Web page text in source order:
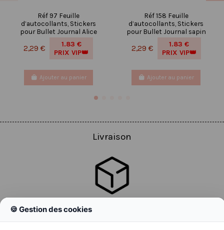
Réf 97 Feuille
d’autocollants, Stickers
pour Bullet Journal Alice
2,29 €
1.83 €
PRIX VIP👑
Ajouter au panier
Réf 158 Feuille
d’autocollants, Stickers
pour Bullet Journal sapin
2,29 €
1.83 €
PRIX VIP👑
Ajouter au panier
Livraison
🍪 Gestion des cookies